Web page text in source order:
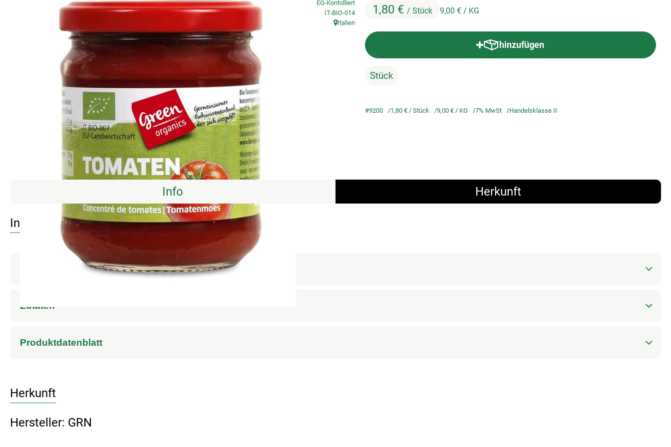
1,80 € / Stück 9,00 € / KG
EG-Kontolliert
, Kontrollstelle:
IT-BIO-014
, Herkunft:
Italien
hinzufügen
Produkt zum Warenkorb hinzufügen
Stück
#9200 1,80 € / Stück 9,00 € / KG 7% MwSt Handelsklasse II
Info Herkunft
Info
Produktinformationen
Zutaten
Produktdatenblatt
Herkunft
Hersteller: GRN